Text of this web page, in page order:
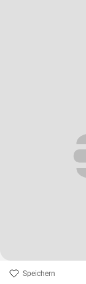
Speichern